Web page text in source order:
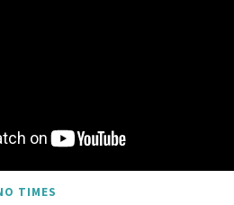
TIMES